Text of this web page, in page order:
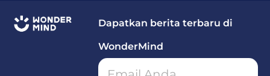
Dapatkan berita terbaru di
WonderMind